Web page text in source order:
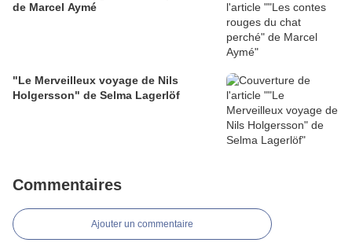
de Marcel Aymé
"Le Merveilleux voyage de Nils
Holgersson" de Selma Lagerlöf
Commentaires
Ajouter un commentaire